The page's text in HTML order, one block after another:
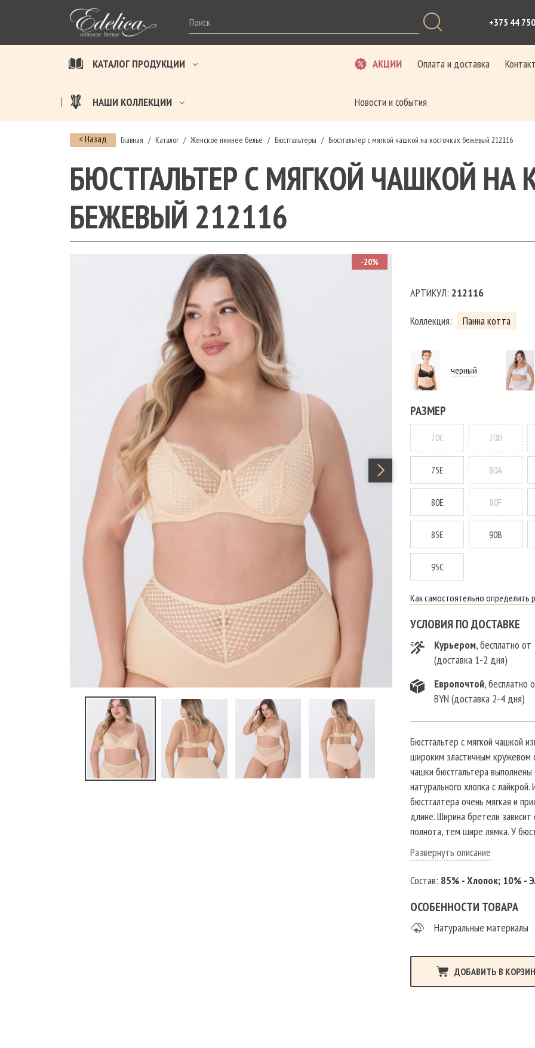
+375 44
КАТАЛОГ ПРОДУКЦИИ
НАШИ КОЛЛЕКЦИИ
АКЦИИ Оплата и доставка
Новости и события
< Назад Главная / Каталог / Женское нижнее белье / Бюстгальтеры / Бюстгальтер с мягкой чашкой на косточках бежевый 212116
БЮСТГАЛЬТЕР С МЯГКОЙ ЧАШКОЙ НА
БЕЖЕВЫЙ 212116
-20%
АРТИКУЛ: 212116
Коллекция: Панна котта
черный
РАЗМЕР
70C 70D
75E 80A
80E 80F
85E 90B
95C
Как самостоятельно определить
УСЛОВИЯ ПО ДОСТАВКЕ
Курьером, бесплатно от
(доставка 1-2 дня)
Европочтой, бесплатно
BYN (доставка 2-4 дня)
Бюстгальтер с мягкой чашкой
широким эластичным кружевом
чашки бюстгальтера
натурального хлопка с
бюстгалтера очень мягкая и
длине. Ширина бретели
полнота, тем шире лямка. У
присутствует маленький
элегантность и нежность
подходит к пышной полной
поддержку груди и спины.
членения с хлопковым
плавно переходящую в
полной и округлой. Удобный,
подходит для повседневной
Развернуть описание
Состав: 85% - Хлопок; 10% -
ОСОБЕННОСТИ ТОВАРА
Натуральные материалы
ДОБАВИТЬ В